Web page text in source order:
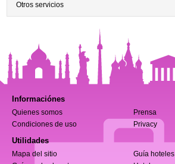
Otros servicios
Informaciónes
Quienes somos
Prensa
Condiciones de uso
Privacy
Utilidades
Mapa del sitio
Guía hoteles